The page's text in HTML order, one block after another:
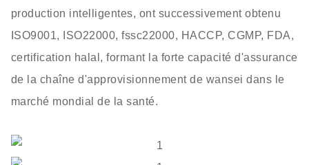
production intelligentes, ont successivement obtenu
ISO9001, ISO22000, fssc22000, HACCP, CGMP, FDA,
certification halal, formant la forte capacité d'assurance
de la chaîne d'approvisionnement de wansei dans le
marché mondial de la santé.